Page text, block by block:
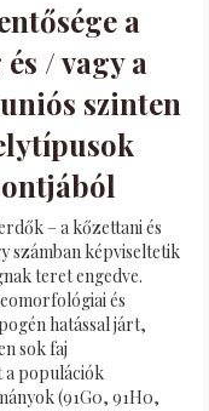
a
/ vagy a
szinten
– a kőzettani és
számban képviseltetik
teret engedve.
és
hatással járt,
sok faj
a populációk
(91G0, 91H0,